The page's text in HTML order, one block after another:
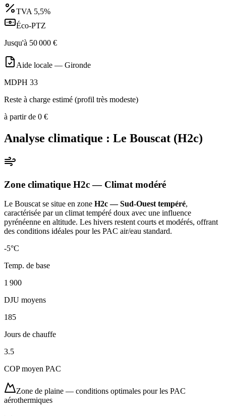
TVA 5,5%
Éco-PTZ
Jusqu'à 50 000 €
Aide locale — Gironde
MDPH 33
Reste à charge estimé (profil très modeste)
à partir de 0 €
Analyse climatique : Le Bouscat (H2c)
Zone climatique H2c— Climat modéré
Le Bouscat se situe en zone H2c — Sud-Ouest tempéré,
caractérisée par un climat tempéré doux avec une influence
pyrénéenne en altitude. Les hivers restent courts et modérés, offrant
des conditions idéales pour les PAC air/eau standard.
-5°C
Temp. de base
1 900
DJU moyens
185
Jours de chauffe
3.5
COP moyen PAC
Zone de plaine — conditions optimales pour les PAC
aérothermiques